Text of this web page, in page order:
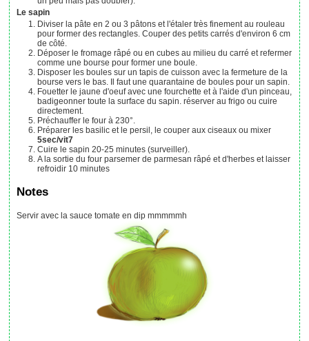
Le sapin
Diviser la pâte en 2 ou 3 pâtons et l'étaler très finement au rouleau
pour former des rectangles. Couper des petits carrés d'environ 6 cm
de côté.
Déposer le fromage râpé ou en cubes au milieu du carré et refermer
comme une bourse pour former une boule.
Disposer les boules sur un tapis de cuisson avec la fermeture de la
bourse vers le bas. Il faut une quarantaine de boules pour un sapin.
Fouetter le jaune d'oeuf avec une fourchette et à l'aide d'un pinceau,
badigeonner toute la surface du sapin. réserver au frigo ou cuire
directement.
Préchauffer le four à 230°.
Préparer les basilic et le persil, le couper aux ciseaux ou mixer
5sec/vit7
Cuire le sapin 20-25 minutes (surveiller).
A la sortie du four parsemer de parmesan râpé et d'herbes et laisser
refroidir 10 minutes
Notes
Servir avec la sauce tomate en dip mmmmmh